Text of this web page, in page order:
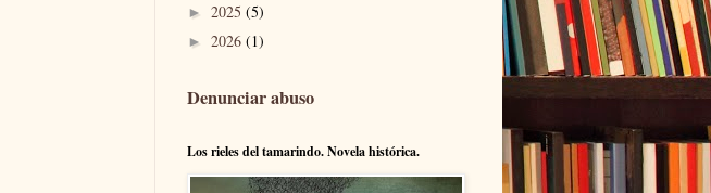
► 2025 (5)
► 2026 (1)
Denunciar abuso
Los rieles del tamarindo. Novela histórica.